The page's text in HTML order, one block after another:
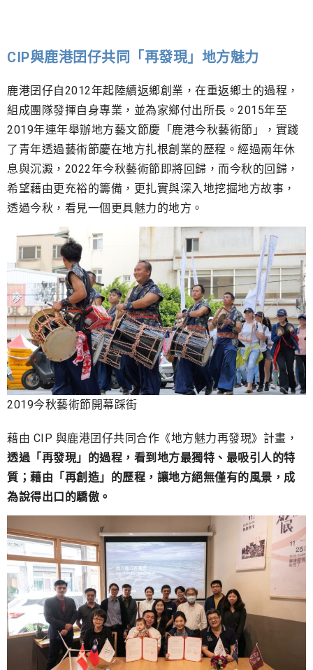
CIP與鹿港囝仔共同「再發現」地方魅力
鹿港囝仔自2012年起陸續返鄉創業，在重返鄉土的過程，
組成團隊發揮自身專業，並為家鄉付出所長。2015年至
2019年連年舉辦地方藝文節慶「鹿港今秋藝術節」，實踐
了青年透過藝術節慶在地方扎根創業的歷程。經過兩年休
息與沉澱，2022年今秋藝術節即將回歸，而今秋的回歸，
希望藉由更充裕的籌備，更扎實與深入地挖掘地方故事，
透過今秋，看見一個更具魅力的地方。
2019今秋藝術節開幕踩街
藉由 CIP 與鹿港囝仔共同合作《地方魅力再發現》計畫，
透過「再發現」的過程，看到地方最獨特、最吸引人的特
質；藉由「再創造」的歷程，讓地方絕無僅有的風景，成
為說得出口的驕傲。